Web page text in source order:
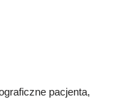
pacjenta,